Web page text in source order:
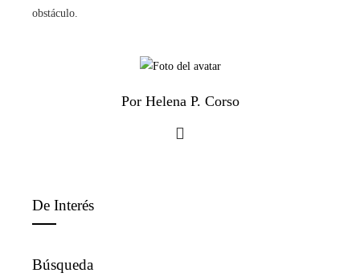
obstáculo.
Por Helena P. Corso
De Interés
Búsqueda